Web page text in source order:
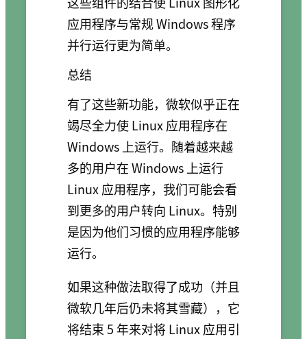
应用程序与常规 Windows 程序
并行运行更为简单。
总结
有了这些新功能，微软似乎正在
竭尽全力使 Linux 应用程序在
Windows 上运行。随着越来越
多的用户在 Windows 上运行
Linux 应用程序，我们可能会看
到更多的用户转向 Linux。特别
是因为他们习惯的应用程序能够
运行。
如果这种做法取得了成功（并且
微软几年后仍未将其雪藏），它
将结束 5 年来对将 Linux 应用引